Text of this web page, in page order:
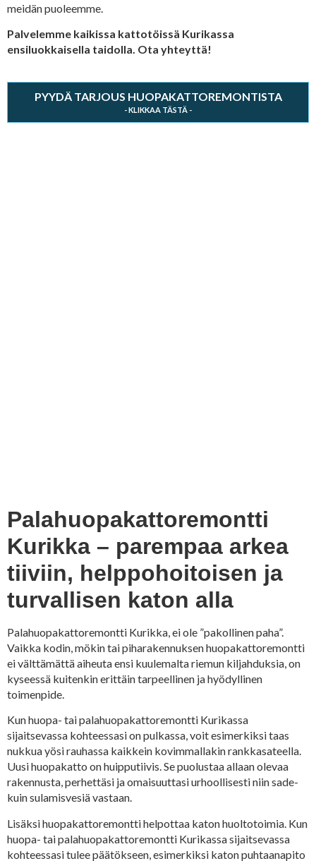
meidän puoleemme.
Palvelemme kaikissa kattotöissä Kurikassa
ensiluokkaisella taidolla. Ota yhteyttä!
PYYDÄ TARJOUS HUOPAKATTOREMONTISTA
Palahuopakattoremontti
Kurikka – parempaa arkea
tiiviin, helppohoitoisen ja
turvallisen katon alla
Palahuopakattoremontti Kurikka, ei ole ”pakollinen paha”.
Vaikka kodin, mökin tai piharakennuksen huopakattoremontti
ei välttämättä aiheuta ensi kuulemalta riemun kiljahduksia, on
kyseessä kuitenkin erittäin tarpeellinen ja hyödyllinen
toimenpide.
Kun huopa- tai palahuopakattoremontti Kurikassa
sijaitsevassa kohteessasi on pulkassa, voit esimerkiksi taas
nukkua yösi rauhassa kaikkein kovimmallakin rankkasateella.
Uusi huopakatto on huipputiivis. Se puolustaa allaan olevaa
rakennusta, perhettäsi ja omaisuuttasi urhoollisesti niin sade-
kuin sulamisvesiä vastaan.
Lisäksi huopakattoremontti helpottaa katon huoltotoimia. Kun
huopa- tai palahuopakattoremontti Kurikassa sijaitsevassa
kohteessasi tulee päätökseen, esimerkiksi katon puhtaanapito